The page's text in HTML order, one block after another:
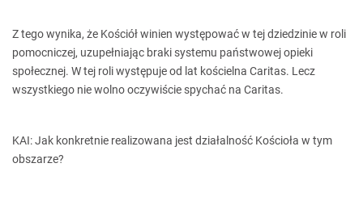
Z tego wynika, że Kościół winien występować w tej dziedzinie w roli
pomocniczej, uzupełniając braki systemu państwowej opieki
społecznej. W tej roli występuje od lat kościelna Caritas. Lecz
wszystkiego nie wolno oczywiście spychać na Caritas.
KAI: Jak konkretnie realizowana jest działalność Kościoła w tym
obszarze?